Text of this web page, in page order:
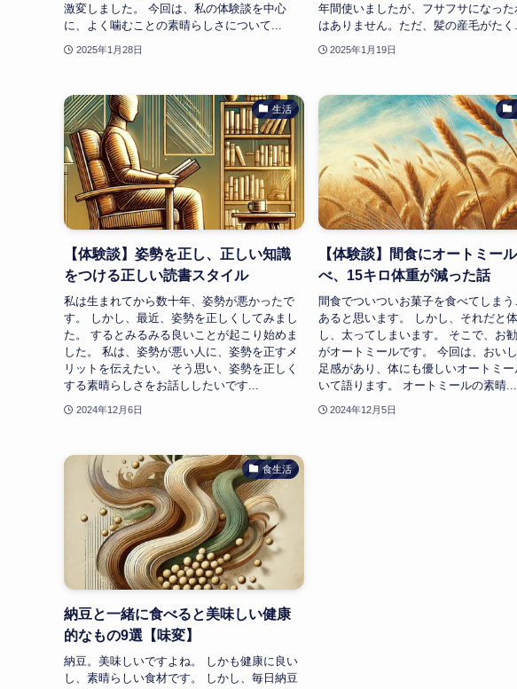
激変しました。 今回は、私の体験談を中心
に、よく噛むことの素晴らしさについて...
2025年1月28日
年間使いましたが、フサフサになった
はありません。ただ、髪の産毛がたく
2025年1月19日
生活
【体験談】姿勢を正し、正しい知識
をつける正しい読書スタイル
私は生まれてから数十年、姿勢が悪かったで
す。 しかし、最近、姿勢を正しくしてみまし
た。 するとみるみる良いことが起こり始めま
した。 私は、姿勢が悪い人に、姿勢を正すメ
リットを伝えたい。 そう思い、姿勢を正しく
する素晴らしさをお話ししたいです...
2024年12月6日
【体験談】間食にオートミー
べ、15キロ体重が減った話
間食でついついお菓子を食べてしまう
あると思います。 しかし、それだと
し、太ってしまいます。 そこで、お
がオートミールです。 今回は、おい
足感があり、体にも優しいオートミー
いて語ります。 オートミールの素晴...
2024年12月5日
食生活
納豆と一緒に食べると美味しい健康
的なもの9選【味変】
納豆。美味しいですよね。 しかも健康に良い
し、素晴らしい食材です。 しかし、毎日納豆